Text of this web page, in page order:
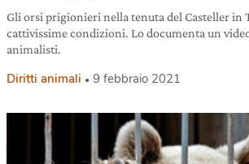
Gli orsi prigionieri nella tenuta del Casteller in
cattivissime condizioni. Lo documenta un
animalisti.
Diritti animali 9 febbraio 2021